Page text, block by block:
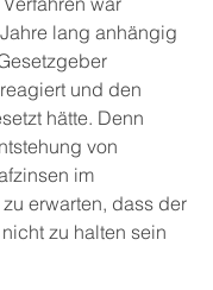
lang anhängig
und den
hätte. Denn
von
im
erwarten, dass der
zu halten sein